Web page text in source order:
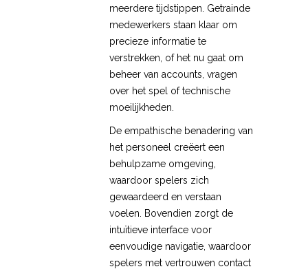
meerdere tijdstippen. Getrainde
medewerkers staan klaar om
precieze informatie te
verstrekken, of het nu gaat om
beheer van accounts, vragen
over het spel of technische
moeilijkheden.
De empathische benadering van
het personeel creëert een
behulpzame omgeving,
waardoor spelers zich
gewaardeerd en verstaan
voelen. Bovendien zorgt de
intuïtieve interface voor
eenvoudige navigatie, waardoor
spelers met vertrouwen contact